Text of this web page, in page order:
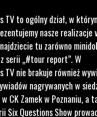
TV to ogólny dział, w
nasze realizacje
tu zarówno
serii „#tour report”. W
TV nie brakuje również
nagrywanych w
CK Zamek w Poznaniu, a
Six Questions Show